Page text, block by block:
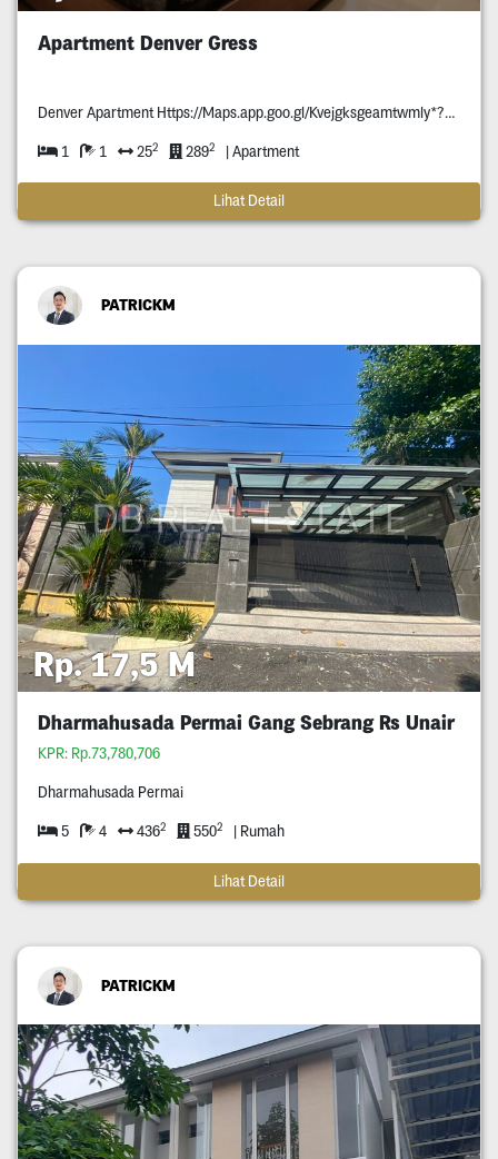
Apartment Denver Gress
Denver Apartment Https://Maps.app.goo.gl/Kvejgksgeamtwmly*?G_St=Ic
1 1 252 2892 | Apartment
Lihat Detail
PATRICKM
Rp. 17,5 M
Dharmahusada Permai Gang Sebrang Rs Unair
KPR: Rp.73,780,706
Dharmahusada Permai
5 4 4362 5502 | Rumah
Lihat Detail
PATRICKM